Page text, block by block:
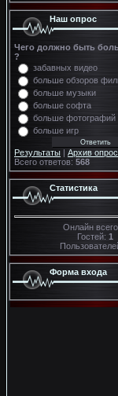
Наш опрос
Чего должно быть
?
забавных видео
больше обзоров
больше музыки
больше софта
больше фотографий
больше игр
Результаты | Архив
Всего ответов: 568
Статистика
Онлайн
Гостей: 1
Форма входа